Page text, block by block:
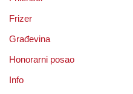
Frizer
Građevina
Honorarni posao
Info